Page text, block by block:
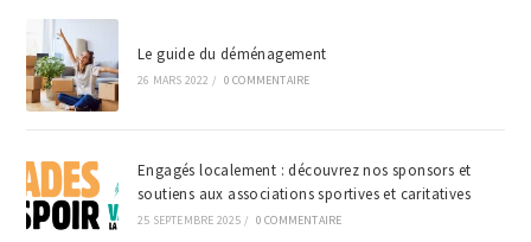
Le guide du déménagement
26 MARS 2022 / 0 COMMENTAIRE
Engagés localement : découvrez nos sponsors et
soutiens aux associations sportives et caritatives
25 SEPTEMBRE 2025 / 0 COMMENTAIRE